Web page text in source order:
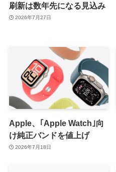
刷新は数年先になる見込み
2026年7月27日
Apple、｢Apple Watch｣向
け純正バンドを値上げ
2026年7月18日